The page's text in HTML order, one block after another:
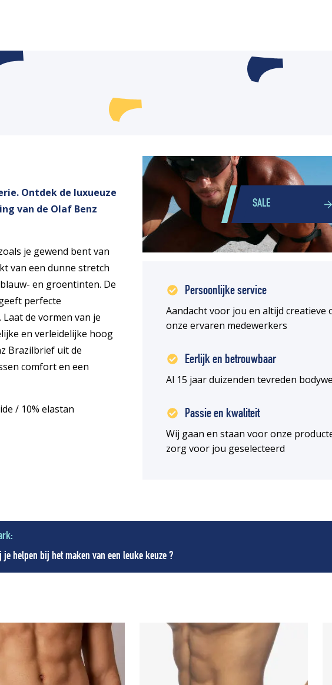
Ontdek de luxueuze
van de Olaf Benz
je gewend bent van
van een dunne stretch
en groentinten. De
perfecte
de vormen van je
en verleidelijke hoog
Brazilbrief uit de
comfort en een
/ 10% elastan
SALE
Persoonlijke service
Aandacht voor jou en altijd creatieve
onze ervaren medewerkers
Eerlijk en betrouwbaar
Al 15 jaar duizenden tevreden
Passie en kwaliteit
Wij gaan en staan voor onze
zorg voor jou geselecteerd
helpen bij het maken van een leuke keuze ?